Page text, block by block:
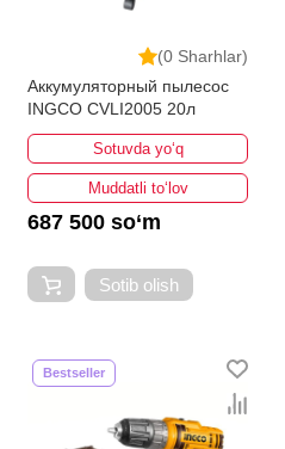
(0 Sharhlar)
Аккумуляторный пылесос
INGCO CVLI2005 20л
Sotuvda yo‘q
Muddatli to‘lov
687 500 so‘m
Sotib olish
Bestseller